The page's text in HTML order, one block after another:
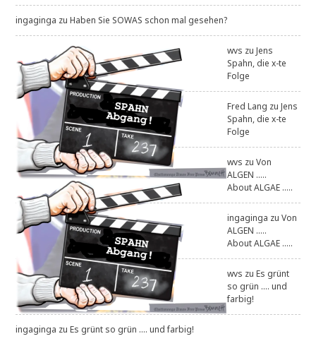
ingaginga zuHaben Sie SOWAS schon mal gesehen?
wvs zuJens
Spahn, die x-te
Folge
Fred Lang zuJens
Spahn, die x-te
Folge
wvs zuVon
ALGEN .....
About ALGAE .....
ingaginga zuVon
ALGEN .....
About ALGAE .....
wvs zuEs grünt
so grün .... und
farbig!
ingaginga zuEs grünt so grün .... und farbig!